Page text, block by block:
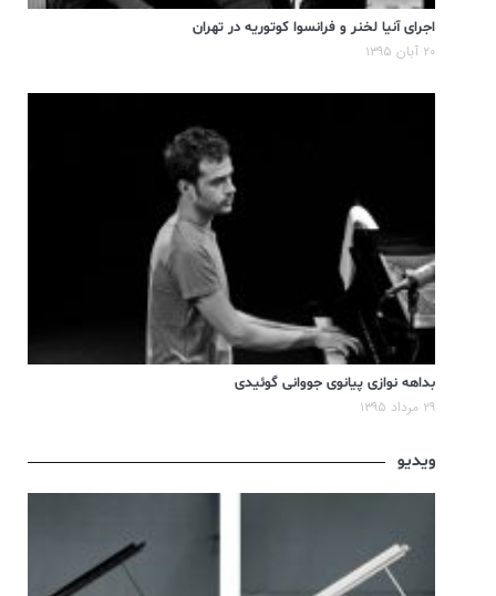
اجرای آنیا لخنر و فرانسوا کوتوریه در تهران
۲۰ آبان ۱۳۹۵
بداهه نوازی پیانوی جووانی گوئیدی
۲۹ مرداد ۱۳۹۵
ویدیو